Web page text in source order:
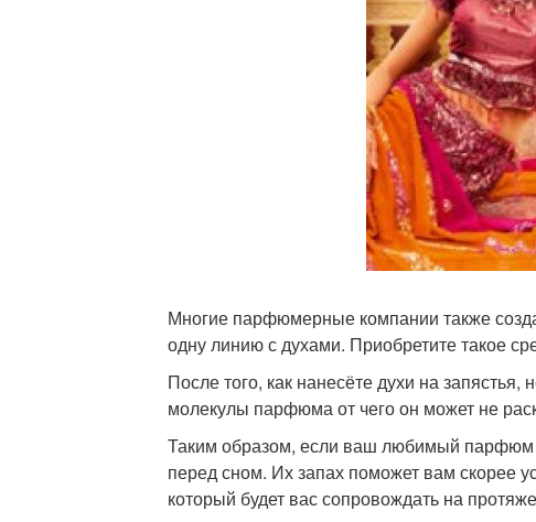
Многие парфюмерные компании также
одну линию с духами. Приобретите такое
После того, как нанесёте духи на
молекулы парфюма от чего он может не
Таким образом, если ваш любимый парфюм
перед сном. Их запах поможет вам скорее
который будет вас сопровождать на